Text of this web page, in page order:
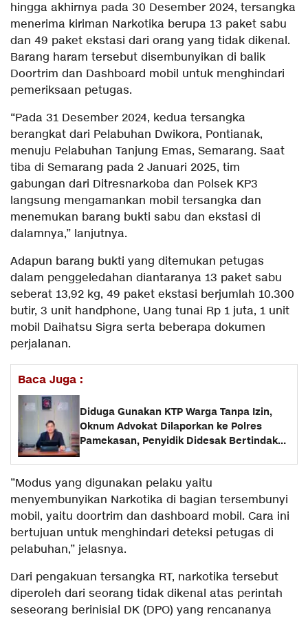
hingga akhirnya pada 30 Desember 2024, tersangka
menerima kiriman Narkotika berupa 13 paket sabu
dan 49 paket ekstasi dari orang yang tidak dikenal.
Barang haram tersebut disembunyikan di balik
Doortrim dan Dashboard mobil untuk menghindari
pemeriksaan petugas.
“Pada 31 Desember 2024, kedua tersangka
berangkat dari Pelabuhan Dwikora, Pontianak,
menuju Pelabuhan Tanjung Emas, Semarang. Saat
tiba di Semarang pada 2 Januari 2025, tim
gabungan dari Ditresnarkoba dan Polsek KP3
langsung mengamankan mobil tersangka dan
menemukan barang bukti sabu dan ekstasi di
dalamnya,” lanjutnya.
Adapun barang bukti yang ditemukan petugas
dalam penggeledahan diantaranya 13 paket sabu
seberat 13,92 kg, 49 paket ekstasi berjumlah 10.300
butir, 3 unit handphone, Uang tunai Rp 1 juta, 1 unit
mobil Daihatsu Sigra serta beberapa dokumen
perjalanan.
Baca Juga :
Diduga Gunakan KTP Warga Tanpa Izin,
Oknum Advokat Dilaporkan ke Polres
Pamekasan, Penyidik Didesak Bertindak
”Modus yang digunakan pelaku yaitu
menyembunyikan Narkotika di bagian tersembunyi
mobil, yaitu doortrim dan dashboard mobil. Cara ini
bertujuan untuk menghindari deteksi petugas di
pelabuhan,” jelasnya.
Dari pengakuan tersangka RT, narkotika tersebut
diperoleh dari seorang tidak dikenal atas perintah
seseorang berinisial DK (DPO) yang rencananya